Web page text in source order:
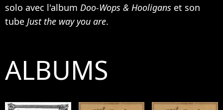
solo avec l'album Doo-Wops & Hooligans et son
tube Just the way you are.
ALBUMS